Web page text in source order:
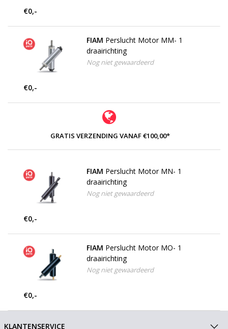
€0,-
FIAM Perslucht Motor MM- 1
draairichting
Nog niet gewaardeerd
€0,-
GRATIS VERZENDING VANAF €100,00*
FIAM Perslucht Motor MN- 1
draairichting
Nog niet gewaardeerd
€0,-
FIAM Perslucht Motor MO- 1
draairichting
Nog niet gewaardeerd
€0,-
KLANTENSERVICE